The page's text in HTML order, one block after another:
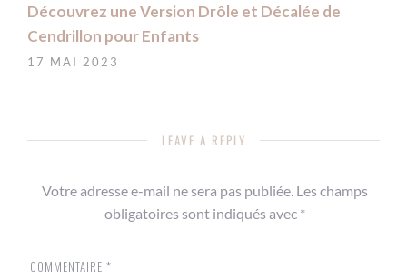
Découvrez une Version Drôle et Décalée de
Cendrillon pour Enfants
17 MAI 2023
LEAVE A REPLY
Votre adresse e-mail ne sera pas publiée. Les champs
obligatoires sont indiqués avec *
COMMENTAIRE *